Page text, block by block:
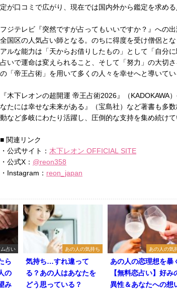
定が口コミで広がり、現在では国内外から鑑定を求める
フジテレビ『突然ですが占ってもいいですか？』への
全国区の人気占い師となる。のちに得度を受け僧侶と
アルな能力は「天からお借りしたもの」として「自分
占いで運命は変えられること、そして「努力」の大切
の「帝王占術」を用いて多くの人々を幸せへと導いてい
『木下レオンの超開運 帝王占術2026』（KADOKAWA
なたには幸せな未来がある』（宝島社）など著書も多
動など多岐にわたり活躍し、圧倒的な支持を集め続けて
■ 関連リンク
・公式サイト： 木下レオン OFFICIAL SITE
・公式X： @reon358
・Instagram： reon_japan
占い
ら
の
み
あの人の気持ち
気持ち…すれ違って
る？あの人はあなたを
どう思っている？
あの人の気
あの人の恋理想を暴
【無料恋占い】好み
異性＆あなたへの想